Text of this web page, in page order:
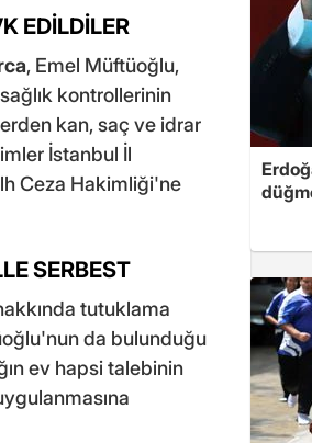
EDİLDİLER
, Emel Müftüoğlu,
kontrollerinin
kan, saç ve idrar
İstanbul İl
Ceza Hakimliği'ne
SERBEST
tutuklama
da bulunduğu
ev hapsi talebinin